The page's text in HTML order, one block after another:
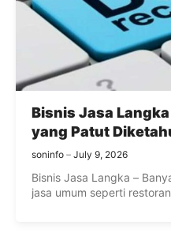
Bisnis Jasa
yang Patut
soninfo July 9, 2026
Bisnis Jasa Langka –
jasa umum seperti